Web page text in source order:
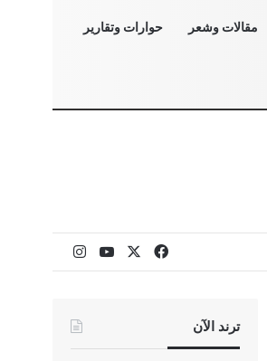
مقالات وشعر حوارات وتقارير
فيسبوك ‫YouTubeانستقرام
ترند الآن